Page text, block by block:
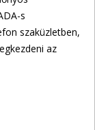
s
szaküzletben,
az